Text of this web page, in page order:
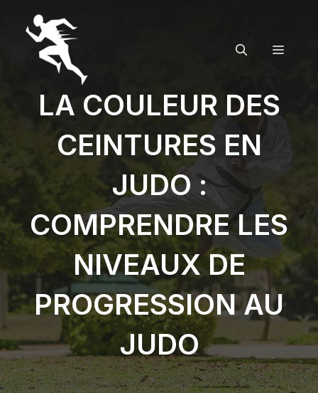
contenu
MENU
LA COULEUR DES
CEINTURES EN
JUDO :
COMPRENDRE LES
NIVEAUX DE
PROGRESSION AU
JUDO